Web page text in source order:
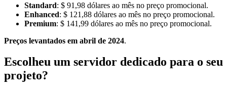
Standard: $ 91,98 dólares ao mês no preço promocional.
Enhanced: $ 121,88 dólares ao mês no preço promocional.
Premium: $ 141,99 dólares ao mês no preço promocional.
Preços levantados em abril de 2024.
Escolheu um servidor dedicado para o seu
projeto?